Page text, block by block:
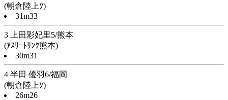
(朝倉陸上ｸ)
31m33
3 上田彩妃里5/熊本
(ｱｽﾘｰﾄﾘﾝｸ熊本)
30m31
4 半田 優羽6/福岡
(朝倉陸上ｸ)
26m26